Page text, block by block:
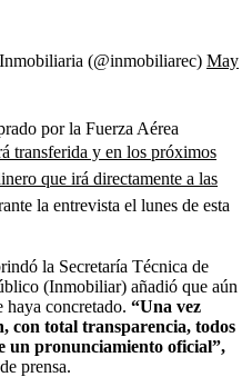
(@inmobiliarec) May
por la Fuerza Aérea
transferida y en los próximos
que irá directamente a las
la entrevista el lunes de esta
la Secretaría Técnica de
(Inmobiliar) añadió que aún
haya concretado. “Una vez
con total transparencia, todos
un pronunciamiento oficial”,
prensa.